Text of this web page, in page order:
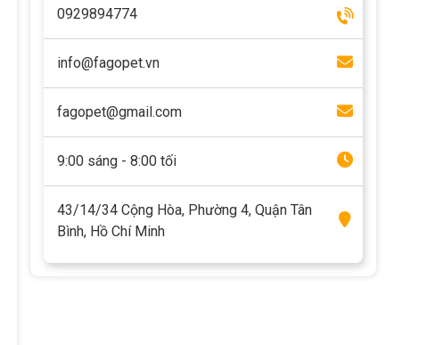
0929894774
info@fagopet.vn
fagopet@gmail.com
9:00 sáng - 8:00 tối
43/14/34 Cộng Hòa, Phường 4, Quận Tân
Bình, Hồ Chí Minh